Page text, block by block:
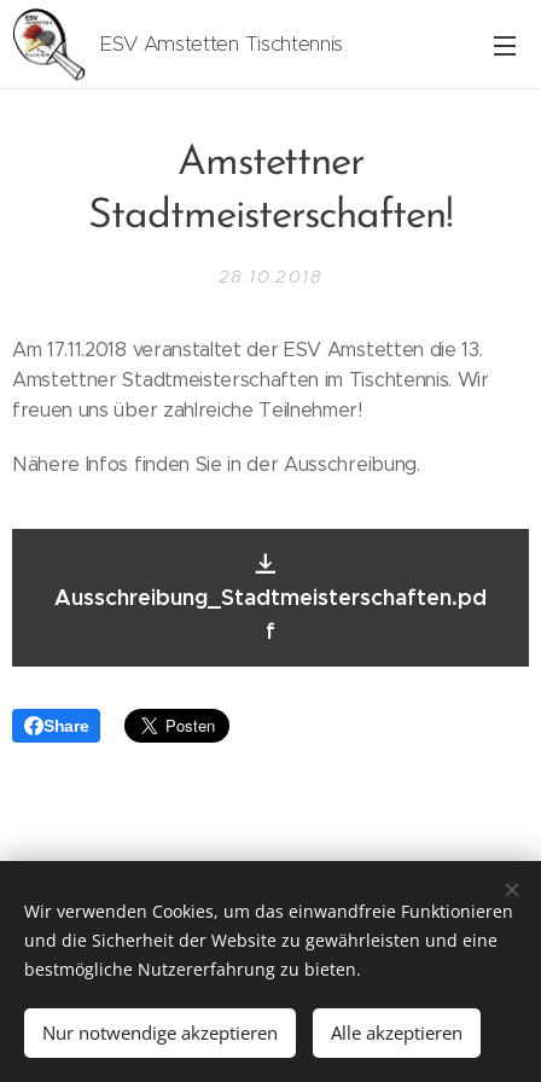
ESV Amstetten Tischtennis
Amstettner
Stadtmeisterschaften!
28.10.2018
Am 17.11.2018 veranstaltet der ESV Amstetten die 13.
Amstettner Stadtmeisterschaften im Tischtennis. Wir
freuen uns über zahlreiche Teilnehmer!
Nähere Infos finden Sie in der Ausschreibung.
Ausschreibung_Stadtmeisterschaften.pd
f
Share
© 2017 ESV Amstetten Tischtennis
Unterstützt vonWebnode Cookies
Wir verwenden Cookies, um das einwandfreie Funktionieren
und die Sicherheit der Website zu gewährleisten und eine
bestmögliche Nutzererfahrung zu bieten.
Nur notwendige akzeptieren Alle akzeptieren